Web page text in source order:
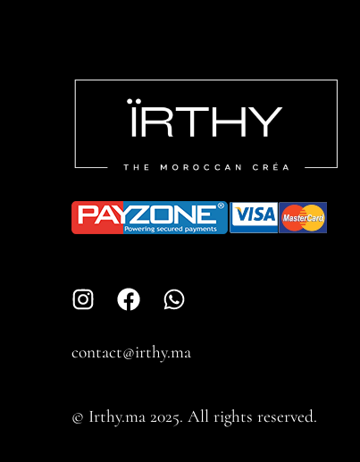
contact@irthy.ma​
© Irthy.ma 2025. All rights reserved.